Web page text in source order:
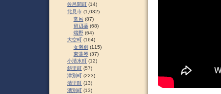
佐呂間町 (14)
北見市 (1,032)
常呂 (87)
留辺蘂 (68)
端野 (64)
大空町 (164)
女満別 (115)
東藻琴 (37)
小清水町 (12)
斜里町 (57)
津別町 (223)
清里町 (13)
湧別町 (13)